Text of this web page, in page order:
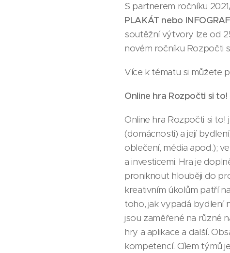
S partnerem ročníku
PLAKÁT nebo
soutěžní výtvory lze od
novém ročníku Rozpočti
Více k tématu si můžete
Online hra Rozpočti si to!
Online hra Rozpočti si
(domácnosti) a její
oblečení, média apod.);
a investicemi. Hra je
proniknout hlouběji do
kreativním úkolům patří
toho, jak vypadá bydlení
jsou zaměřené na různé
hry a aplikace a další.
kompetencí. Cílem týmů